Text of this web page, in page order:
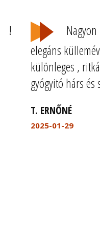
Nagyon meg
elegáns küllemével,
különleges , ritkán
gyógyitó hárs és
T. ERNŐNÉ
2025-01-29